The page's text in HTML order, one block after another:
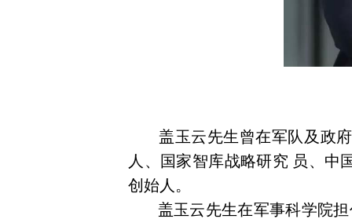
盖玉云先生曾在军队及政府
人、国家智库战略研究 员、中
创始人。
盖玉云先生在军事科学院担